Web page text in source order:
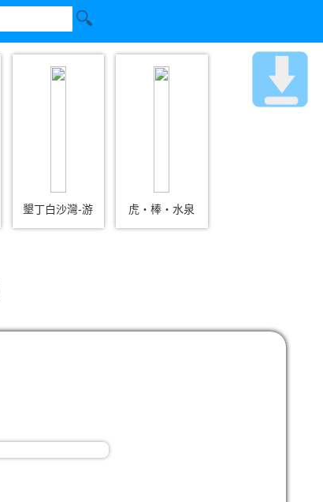
墾丁白沙灣-游 虎‧棒‧水泉